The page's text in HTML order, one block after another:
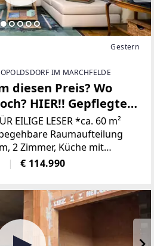
Gestern
IM MARCHFELDE
diesen Preis? Wo
HIER!! Gepflegte
von Leopoldsdorf
LESER *ca. 60 m²
2 Zimmer, Küche mit
€ 114.990